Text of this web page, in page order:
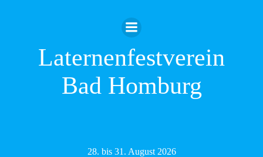
Inhalt
springen
Laternenfestverein
Bad Homburg
28. bis 31. August 2026